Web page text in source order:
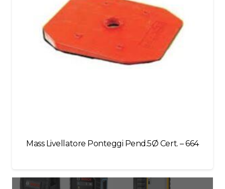
Mass Livellatore Ponteggi Pend.5Ø Cert. – 664